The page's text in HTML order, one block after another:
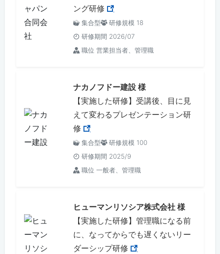
ング研修
集合型
研修規模 18
研修期間 2026/07
職位 営業担当者、管理職
ナカノフドー建設 様
【実施した研修】受講後、目に見
えて変わるプレゼンテーション研
修
集合型
研修規模 100
研修期間 2025/9
職位 一般者、管理職
ヒューマンリソシア株式会社 様
【実施した研修】管理職になる前
に、なってからでも遅くないリー
ダーシップ研修